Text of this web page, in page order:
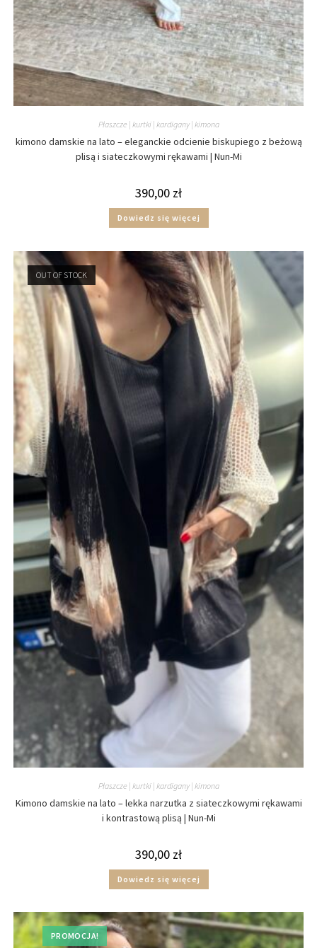
Płaszcze | kurtki | kardigany | kimona
kimono damskie na lato – eleganckie odcienie biskupiego z beżową
plisą i siateczkowymi rękawami | Nun-Mi
390,00 zł
Dowiedz się więcej
OUT OF STOCK
Płaszcze | kurtki | kardigany | kimona
Kimono damskie na lato – lekka narzutka z siateczkowymi rękawami
i kontrastową plisą | Nun-Mi
390,00 zł
Dowiedz się więcej
PROMOCJA!